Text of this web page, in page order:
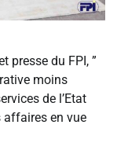
presse du FPI, ”
moins
de l’Etat
affaires en vue